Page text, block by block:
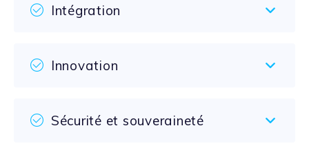
Intégration
Innovation
Sécurité et souveraineté